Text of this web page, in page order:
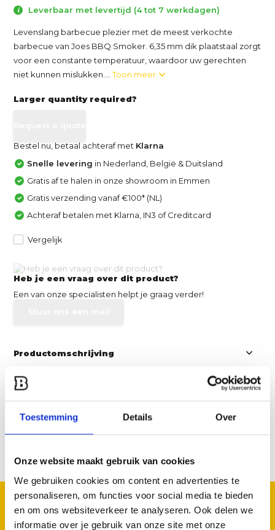
Toestemming Details Over
Onze website maakt gebruik van cookies
We gebruiken cookies om content en advertenties te
personaliseren, om functies voor social media te bieden
en om ons websiteverkeer te analyseren. Ook delen we
informatie over je gebruik van onze site met onze
Leverbaar met levertijd (4 tot 7 werkdagen)
Levenslang barbecue plezier met de meest verkochte
barbecue van Joes BBQ Smoker. 6,35 mm dik plaatstaal zorgt
voor een constante temperatuur, waardoor uw gerechten
niet kunnen mislukken....Toon meer
Larger quantity required?
Bestel nu, betaal achteraf met Klarna
Snelle levering in Nederland, België & Duitsland
Gratis af te halen in onze showroom in Emmen
Gratis verzending vanaf €100* (NL)
Achteraf betalen met Klarna, IN3 of Creditcard
Vergelijk
Heb je een vraag over dit product?
Een van onze specialisten helpt je graag verder!
Productomschrijving
Specificaties
Reviews
Delen
Met deze accessoires